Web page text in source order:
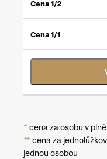
* cena za osobu v
** cena za
jednou osobou